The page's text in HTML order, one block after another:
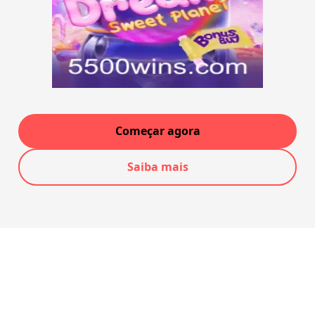
Começar agora
Saiba mais